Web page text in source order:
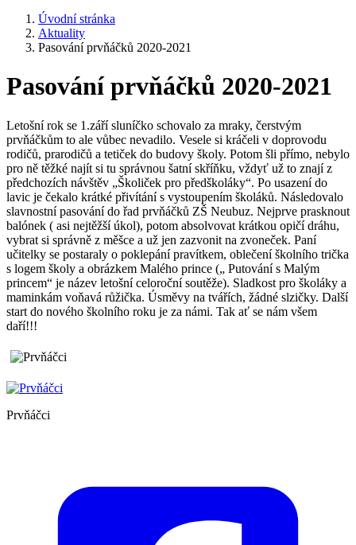
Úvodní stránka
Aktuality
Pasování prvňáčků 2020-2021
Pasování prvňáčků 2020-2021
Letošní rok se 1.září sluníčko schovalo za mraky, čerstvým
prvňáčkům to ale vůbec nevadilo. Vesele si kráčeli v doprovodu
rodičů, prarodičů a tetiček do budovy školy. Potom šli přímo, nebylo
pro ně těžké najít si tu správnou šatní skříňku, vždyť už to znají z
předchozích návštěv „Školiček pro předškoláky“. Po usazení do
lavic je čekalo krátké přivítání s vystoupením školáků. Následovalo
slavnostní pasování do řad prvňáčků ZŠ Neubuz. Nejprve prasknout
balónek ( asi nejtěžší úkol), potom absolvovat krátkou opičí dráhu,
vybrat si správně z měšce a už jen zazvonit na zvoneček. Paní
učitelky se postaraly o poklepání pravítkem, oblečení školního trička
s logem školy a obrázkem Malého prince („ Putování s Malým
princem“ je název letošní celoroční soutěže). Sladkost pro školáky a
maminkám voňavá růžička. Úsměvy na tvářích, žádné slzičky. Další
start do nového školního roku je za námi. Tak ať se nám všem
daří!!!
Prvňáčci